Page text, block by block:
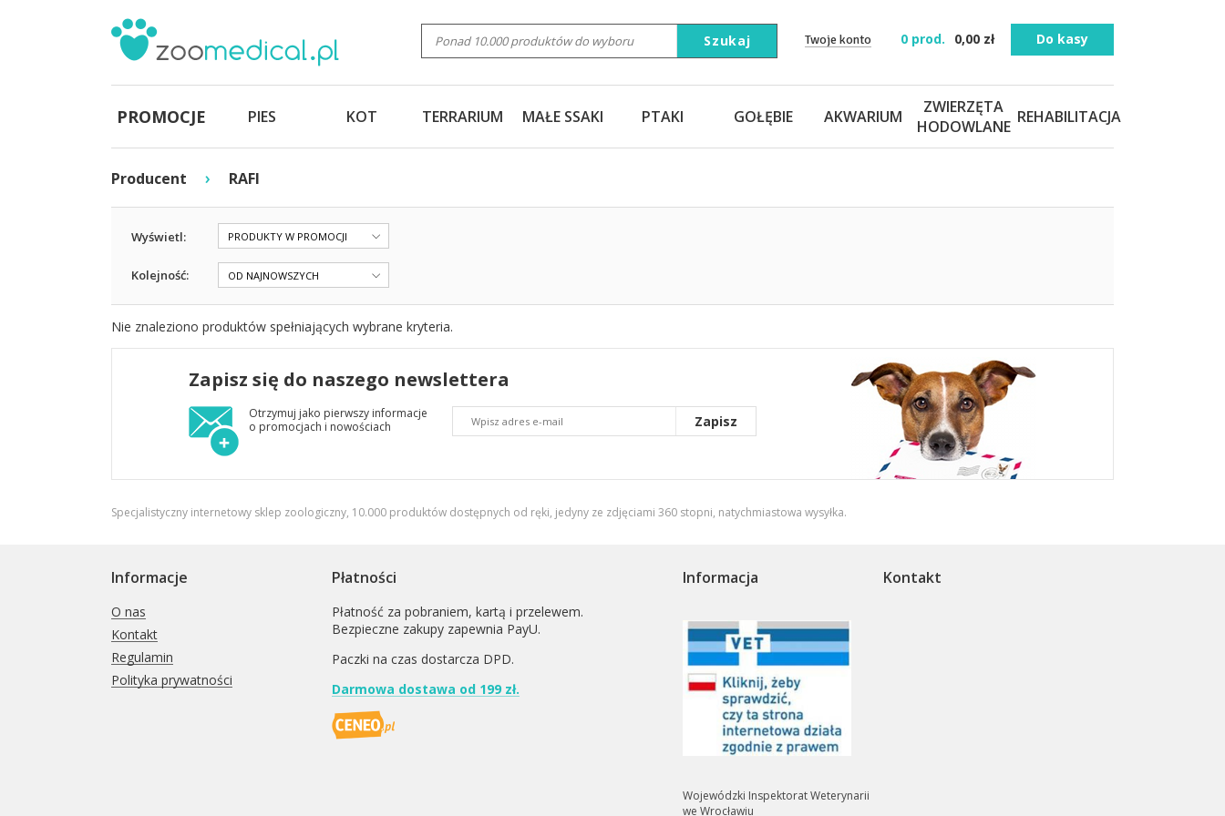
Twoje konto 0 prod. 0,00 zł Do kasy
Szukaj
PROMOCJE PIES KOT TERRARIUM MAŁE SSAKI PTAKI GOŁĘBIE AKWARIUM
ZWIERZĘTA
HODOWLANE REHABILITACJA
Producent › RAFI
Wyświetl: PRODUKTY W PROMOCJI
Kolejność: OD NAJNOWSZYCH
Nie znaleziono produktów spełniających wybrane kryteria.
Zapisz się do naszego newslettera
Otrzymuj jako pierwszy informacje
o promocjach i nowościach
Zapisz
Specjalistyczny internetowy sklep zoologiczny, 10.000 produktów dostępnych od ręki, jedyny ze zdjęciami 360 stopni, natychmiastowa wysyłka.
Informacje
O nas
Kontakt
Regulamin
Polityka prywatności
Płatności
Płatność za pobraniem, kartą i przelewem.
Bezpieczne zakupy zapewnia PayU.
Paczki na czas dostarcza DPD.
Darmowa dostawa od 199 zł.
Informacja
Wojewódzki Inspektorat Weterynarii
we Wrocławiu
Kontakt